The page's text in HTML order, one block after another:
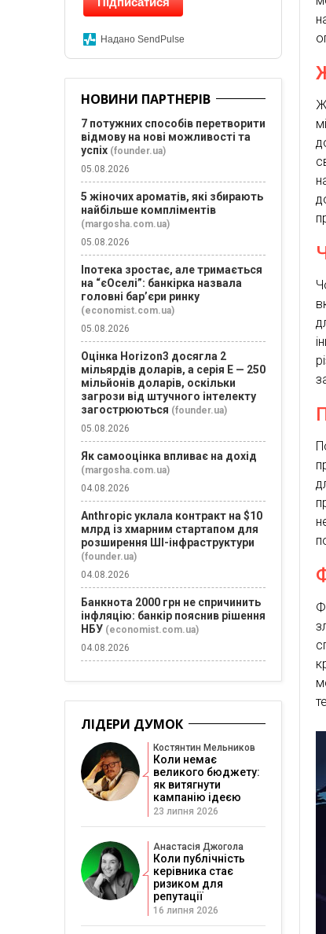
Надано SendPulse
НОВИНИ ПАРТНЕРІВ
7 потужних способів перетворити
відмову на нові можливості та
успіх (founder.ua)
05.08.2026
5 жіночих ароматів, які збирають
найбільше компліментів
(margosha.com.ua)
05.08.2026
Іпотека зростає, але тримається
на “єОселі”: банкірка назвала
головні бар’єри ринку
(economist.com.ua)
05.08.2026
Оцінка Horizon3 досягла 2
мільярдів доларів, а серія E — 250
мільйонів доларів, оскільки
загрози від штучного інтелекту
загострюються (founder.ua)
05.08.2026
Як самооцінка впливає на дохід
(margosha.com.ua)
04.08.2026
Anthropic уклала контракт на $10
млрд із хмарним стартапом для
розширення ШІ-інфраструктури
(founder.ua)
04.08.2026
Банкнота 2000 грн не спричинить
інфляцію: банкір пояснив рішення
НБУ (economist.com.ua)
04.08.2026
ЛІДЕРИ ДУМОК
Костянтин Мельников
Коли немає
великого бюджету:
як витягнути
кампанію ідеєю
23 липня 2026
Анастасія Джогола
Коли публічність
керівника стає
ризиком для
репутації
16 липня 2026